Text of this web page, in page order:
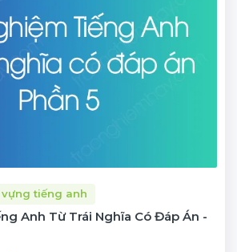
vựng tiếng anh
Anh Từ Trái Nghĩa Có Đáp Án -